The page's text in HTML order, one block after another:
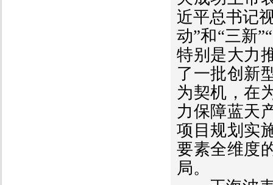
近平总书记
动”和“三新
特别是大力
了一批创新
为契机，在
力保障蓝天
项目规划实
要素全维度
局。